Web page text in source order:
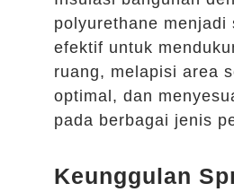
polyurethane menjadi
efektif untuk
ruang, melapisi area
optimal, dan
pada berbagai jenis
Keunggulan